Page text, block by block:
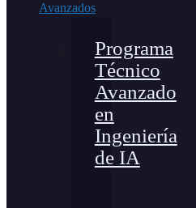
Avanzados
Programa
Técnico
Avanzado
en
Ingeniería
de IA